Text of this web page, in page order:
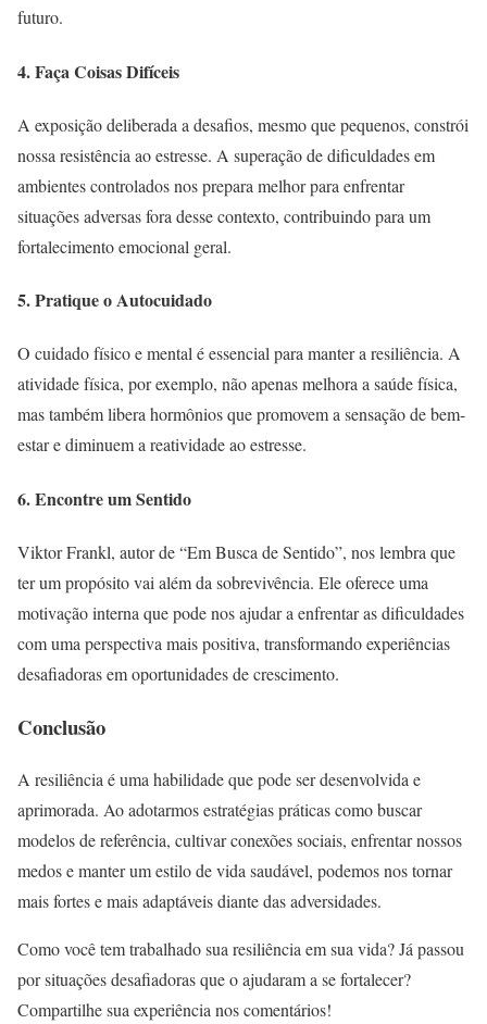
futuro.
4. Faça Coisas Difíceis
A exposição deliberada a desafios, mesmo que pequenos, constrói
nossa resistência ao estresse. A superação de dificuldades em
ambientes controlados nos prepara melhor para enfrentar
situações adversas fora desse contexto, contribuindo para um
fortalecimento emocional geral.
5. Pratique o Autocuidado
O cuidado físico e mental é essencial para manter a resiliência. A
atividade física, por exemplo, não apenas melhora a saúde física,
mas também libera hormônios que promovem a sensação de bem-
estar e diminuem a reatividade ao estresse.
6. Encontre um Sentido
Viktor Frankl, autor de “Em Busca de Sentido”, nos lembra que
ter um propósito vai além da sobrevivência. Ele oferece uma
motivação interna que pode nos ajudar a enfrentar as dificuldades
com uma perspectiva mais positiva, transformando experiências
desafiadoras em oportunidades de crescimento.
Conclusão
A resiliência é uma habilidade que pode ser desenvolvida e
aprimorada. Ao adotarmos estratégias práticas como buscar
modelos de referência, cultivar conexões sociais, enfrentar nossos
medos e manter um estilo de vida saudável, podemos nos tornar
mais fortes e mais adaptáveis diante das adversidades.
Como você tem trabalhado sua resiliência em sua vida? Já passou
por situações desafiadoras que o ajudaram a se fortalecer?
Compartilhe sua experiência nos comentários!